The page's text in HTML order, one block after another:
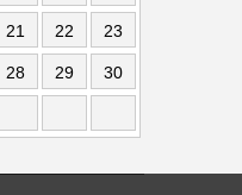
21 22 23
28 29 30